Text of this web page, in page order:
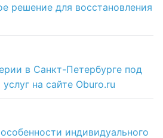
решение для восстановления
в Санкт-Петербурге под
на сайте Oburo.ru
индивидуального